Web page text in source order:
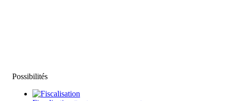
Possibilités